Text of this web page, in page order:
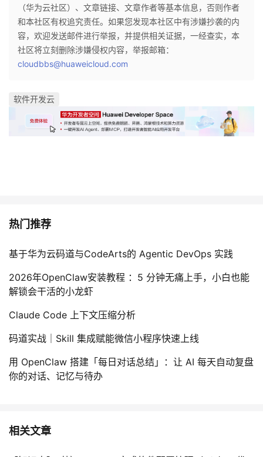
（华为云社区）、文章链接、文章作者等基本信息，否则作者
和本社区有权追究责任。如果您发现本社区中有涉嫌抄袭的内
容，欢迎发送邮件进行举报，并提供相关证据，一经查实，本
社区将立刻删除涉嫌侵权内容，举报邮箱：
cloudbbs@huaweicloud.com
软件开发云
热门推荐
基于华为云码道与CodeArts的 Agentic DevOps 实践
2026年OpenClaw安装教程 ：5 分钟无痛上手，小白也能
解锁会干活的小龙虾
Claude Code 上下文压缩分析
码道实战｜Skill 集成赋能微信小程序快速上线
用 OpenClaw 搭建「每日对话总结」：让 AI 每天自动复盘
你的对话、记忆与待办
相关文章